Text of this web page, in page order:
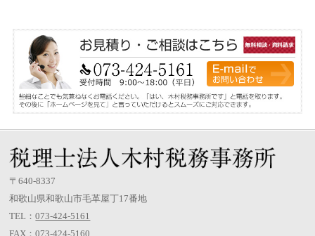
〒640-8337
和歌山県和歌山市毛革屋丁17番地
TEL：073-424-5161
FAX：073-424-5160